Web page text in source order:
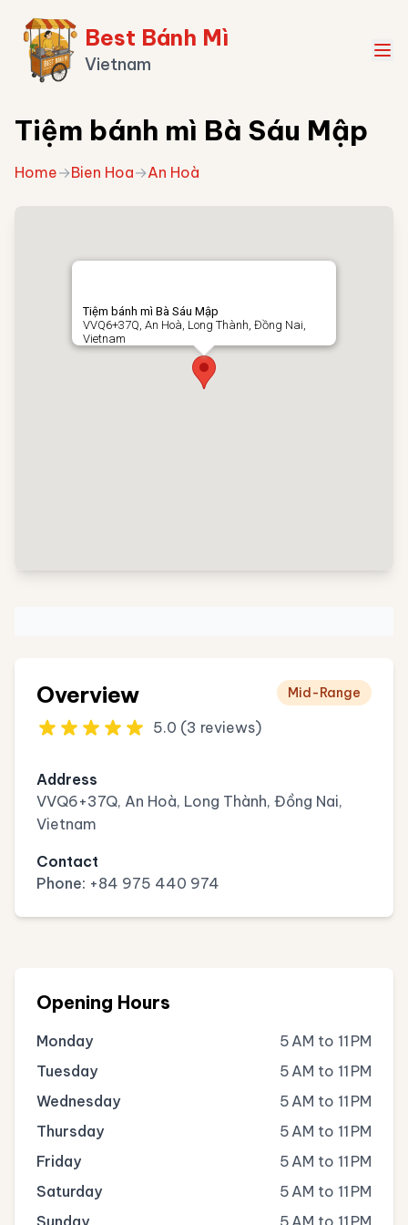
Best Bánh Mì
Vietnam
Tiệm bánh mì Bà Sáu Mập
Home→Bien Hoa→An Hoà
Tiệm bánh mì Bà Sáu Mập
VVQ6+37Q, An Hoà, Long Thành, Đồng Nai,
Vietnam
Overview
5.0 (3 reviews)
Mid-Range
Address
VVQ6+37Q, An Hoà, Long Thành, Đồng Nai,
Vietnam
Contact
Phone: +84 975 440 974
Opening Hours
Monday
5 AM to 11 PM
Tuesday
5 AM to 11 PM
Wednesday
5 AM to 11 PM
Thursday
5 AM to 11 PM
Friday
5 AM to 11 PM
Saturday
5 AM to 11 PM
Sunday
5 AM to 11 PM